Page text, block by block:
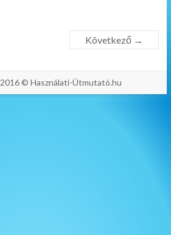
Következő →
© Használati-Útmutató.hu